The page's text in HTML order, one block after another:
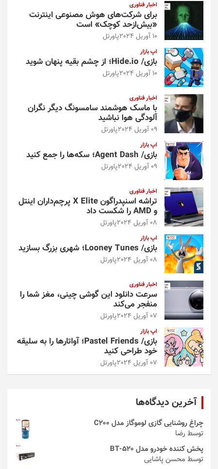
اخبار فناوری
برای شرکت‌های هوش مصنوعی اینترنت
«بیش‌از‌حد کوچک» است
10 آوریل 2024 پاورتل
اپ بازار
بازی/ Hide.io؛ از چشم بقیه پنهان شوید
10 آوریل 2024 پاورتل
اخبار فناوری
با ماسک هوشمند سامسونگ دیگر نگران
آلودگی هوا نباشید
09 آوریل 2024 پاورتل
اپ بازار
بازی/ Agent Dash؛ سکه‌ها را جمع کنید
09 آوریل 2024 پاورتل
اخبار فناوری
تراشه اسنپدراگون X Elite پرچم‌داران اینتل
و AMD را شکست داد
08 آوریل 2024 پاورتل
اپ بازار
بازی/ Looney Tunes؛ شهری بزرگ بسازید
08 آوریل 2024 پاورتل
اخبار فناوری
سرعت دانلود این گوشی چینی، مغز شما را
منفجر می‌کند
07 آوریل 2024 پاورتل
اپ بازار
بازی/ Pastel Friends؛ آواتارها را به سلیقه
خود طراحی کنید
07 آوریل 2024 پاورتل
آخرین دیدگاه‌ها
چراغ روشنایی گازی لوموگاز مدل C200
توسط رضا
پخش کننده خودرو مدل 520-BT
توسط محسن پاشایی